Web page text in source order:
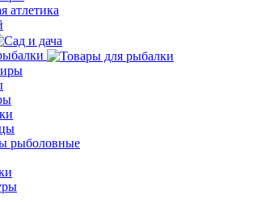
атлетика
рыболовные